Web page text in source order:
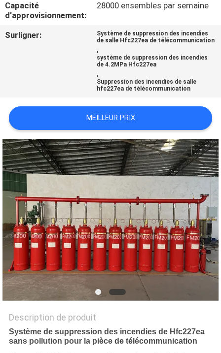
TÉLÉCHARGER
PLAN
DU
SITE
PRIVACY
POLICY
Capacité
d'approvisionnement:
28000 ensembles par semaine
Surligner:
Système de suppression des incendies
de salle Hfc227ea de télécommunication
,
système de suppression des incendies
de 4.2MPa Hfc227ea
,
Suppression des incendies de salle
hfc227ea de télécommunication
MEILLEUR PRIX
Description de produit
Système de suppression des incendies de Hfc227ea
sans pollution pour la pièce de télécommunication